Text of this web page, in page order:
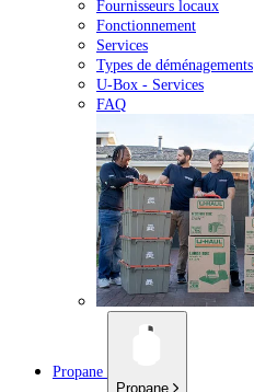
Fournisseurs locaux
Fonctionnement
Services
Types de déménagements
U-Box - Services
FAQ
Propane
Propane